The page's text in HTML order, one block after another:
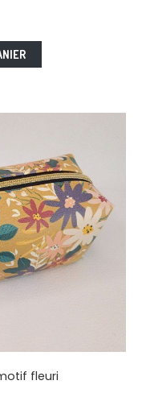
fleuri